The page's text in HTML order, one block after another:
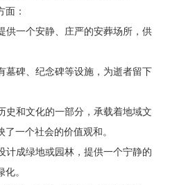
：
一个安静、庄严的安葬场所，供
碑、纪念碑等设施，为逝者留下
和文化的一部分，承载着地域文
一个社会的价值观和。
成绿地或园林，提供一个宁静的
。